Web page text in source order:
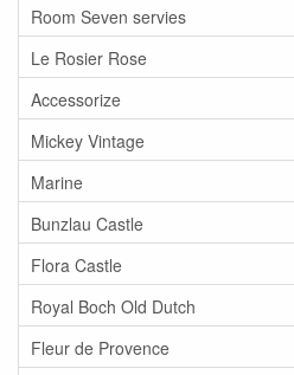
Room Seven servies
Le Rosier Rose
Accessorize
Mickey Vintage
Marine
Bunzlau Castle
Flora Castle
Royal Boch Old Dutch
Fleur de Provence